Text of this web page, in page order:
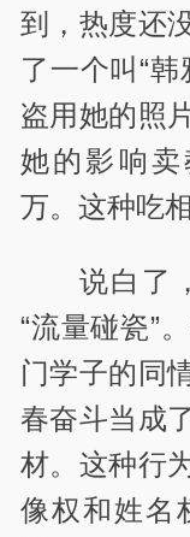
到，热度还
了一个叫“
盗用她的照
她的影响
万。这种吃
说白了
“流量碰瓷”
门学子的同
春奋斗当成
材。这种行
像权和姓名